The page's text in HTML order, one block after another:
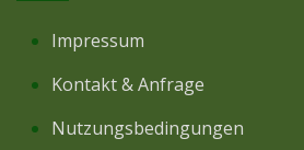
Impressum
Kontakt & Anfrage
Nutzungsbedingungen